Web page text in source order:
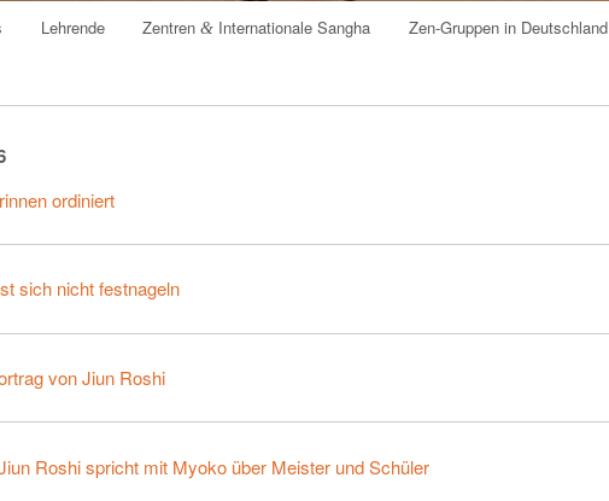
Lehrende Zentren& Internationale Sangha Zen-Gruppen in Deutschland
ordiniert
sich nicht festnageln
von Ji­un Roshi
Ro­shi spricht mit Myo­ko über Meis­ter und Schüler